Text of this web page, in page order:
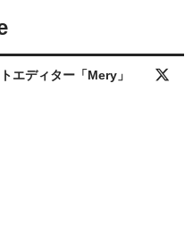
エディター「Mery」